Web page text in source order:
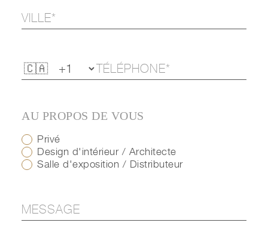
AU PROPOS DE VOUS
Privé
Design d'intérieur / Architecte
Salle d'exposition / Distributeur